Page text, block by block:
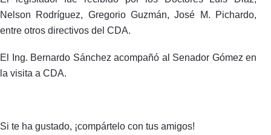
Nelson Rodríguez, Gregorio Guzmán, José M. Pichardo,
entre otros directivos del CDA.
El Ing. Bernardo Sánchez acompañó al Senador Gómez en
la visita a CDA.
Si te ha gustado, ¡compártelo con tus amigos!